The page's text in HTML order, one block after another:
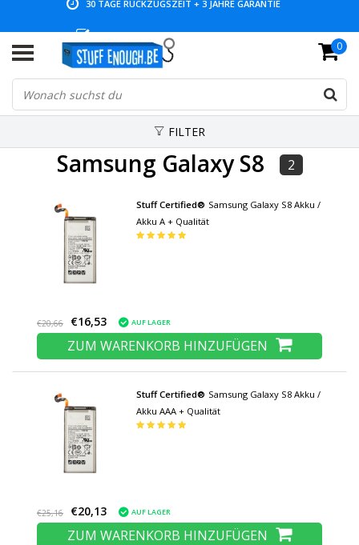
0
FILTER
Samsung Galaxy S8 2
Stuff Certified® Samsung Galaxy S8 Akku /
Akku A + Qualität
€20,66 €16,53 AUF LAGER
ZUM WARENKORB HINZUFÜGEN
Stuff Certified® Samsung Galaxy S8 Akku /
Akku AAA + Qualität
€25,16 €20,13 AUF LAGER
ZUM WARENKORB HINZUFÜGEN